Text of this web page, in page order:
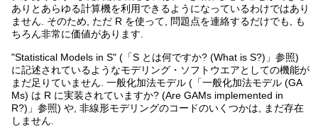
ありとあらゆる計算機を利用できるようになっているわけではあり
ません. そのため, ただ R を使って, 問題点を連絡するだけでも, も
ちろん非常に価値があります.
"Statistical Models in S" (「S とは何ですか? (What is S?)」参照)
に記述されているようなモデリング・ソフトウエアとしての機能が
まだ足りていません. 一般化加法モデル (「一般化加法モデル (GA
Ms) は R に実装されていますか? (Are GAMs implemented in
R?)」参照) や, 非線形モデリングのコードのいくつかは, まだ存在
しません.